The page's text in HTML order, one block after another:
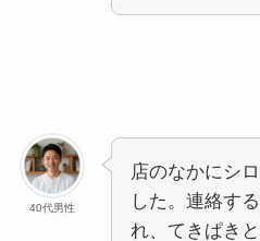
40代男性
店のなかにシ
した。連絡す
れ、てきぱき